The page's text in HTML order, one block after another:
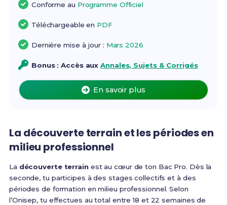
Conforme au Programme Officiel
Téléchargeable en PDF
Dernière mise à jour : Mars 2026
Bonus : Accès auxAnnales, Sujets & Corrigés
En savoir plus
La découverte terrain et les périodes en
milieu professionnel
La découverte terrainest au cœur de ton Bac Pro. Dès la
seconde, tu participes à des stages collectifs et à des
périodes de formation en milieu professionnel. Selon
l’Onisep, tu effectues au total entre 18 et 22 semaines de